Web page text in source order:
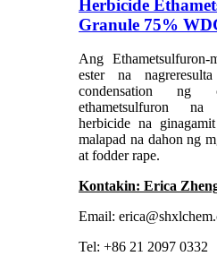
Herbicide
Granule 75%
Ang
ester na
condensation
ethametsulfuron
herbicide na
malapad na dahon ng
at fodder rape.
Kontakin: Erica
Email:
Tel: +86 21 2097 0332